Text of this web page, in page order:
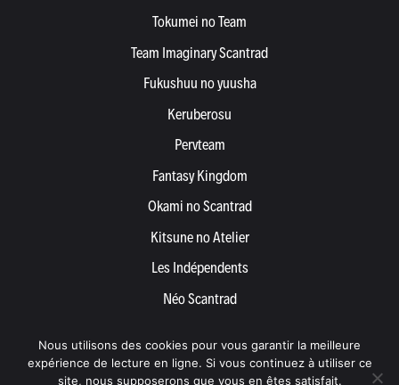
Tokumei no Team
Team Imaginary Scantrad
Fukushuu no yuusha
Keruberosu
Pervteam
Fantasy Kingdom
Okami no Scantrad
Kitsune no Atelier
Les Indépendents
Néo Scantrad
Devenir partenaire
Nous utilisons des cookies pour vous garantir la meilleure
expérience de lecture en ligne. Si vous continuez à utiliser ce
site, nous supposerons que vous en êtes satisfait.